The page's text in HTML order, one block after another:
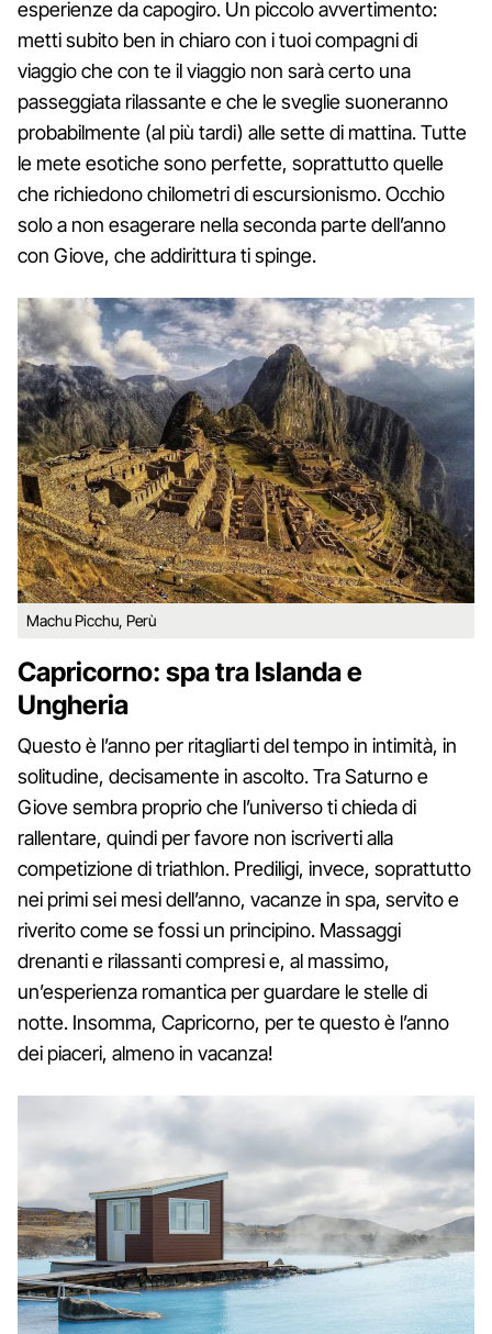
esperienze da capogiro. Un piccolo avvertimento:
metti subito ben in chiaro con i tuoi compagni di
viaggio che con te il viaggio non sarà certo una
passeggiata rilassante e che le sveglie suoneranno
probabilmente (al più tardi) alle sette di mattina. Tutte
le mete esotiche sono perfette, soprattutto quelle
che richiedono chilometri di escursionismo. Occhio
solo a non esagerare nella seconda parte dell’anno
con Giove, che addirittura ti spinge.
Machu Picchu, Perù
Capricorno: spa tra Islanda e
Ungheria
Questo è l’anno per ritagliarti del tempo in intimità, in
solitudine, decisamente in ascolto. Tra Saturno e
Giove sembra proprio che l’universo ti chieda di
rallentare, quindi per favore non iscriverti alla
competizione di triathlon. Prediligi, invece, soprattutto
nei primi sei mesi dell’anno, vacanze in spa, servito e
riverito come se fossi un principino. Massaggi
drenanti e rilassanti compresi e, al massimo,
un’esperienza romantica per guardare le stelle di
notte. Insomma, Capricorno, per te questo è l’anno
dei piaceri, almeno in vacanza!